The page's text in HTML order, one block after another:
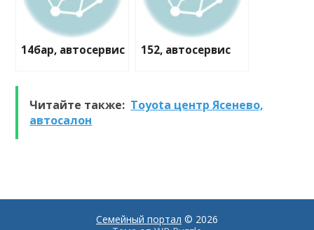
14бар, автосервис 152, автосервис
Читайте также: Toyota центр Ясенево,
автосалон
Семейный портал © 2026